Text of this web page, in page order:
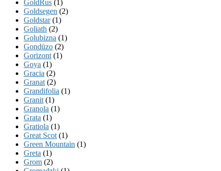
GoldRus (1)
Goldsegen (2)
Goldstar(1)
Goliath (2)
Golubizna (1)
Gondüzo (2)
Gorizont (1)
Goya (1)
Gracia (2)
Granat (2)
Grandifolia (1)
Granit (1)
Granola (1)
Grata (1)
Gratiola (1)
Great Scot (1)
Green Mountain (1)
Greta (1)
Grom (2)